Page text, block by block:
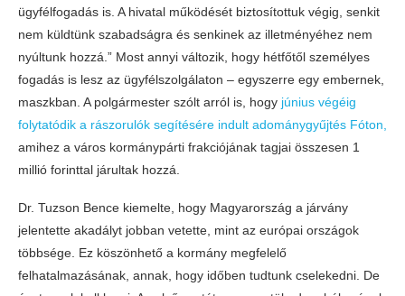
ügyfélfogadás is. A hivatal működését biztosítottuk végig, senkit
nem küldtünk szabadságra és senkinek az illetményéhez nem
nyúltunk hozzá.” Most annyi változik, hogy hétfőtől személyes
fogadás is lesz az ügyfélszolgálaton – egyszerre egy embernek,
maszkban. A polgármester szólt arról is, hogy június végéig
folytatódik a rászorulók segítésére indult adománygyűjtés Fóton,
amihez a város kormánypárti frakciójának tagjai összesen 1
millió forinttal járultak hozzá.
Dr. Tuzson Bence kiemelte, hogy Magyarország a járvány
jelentette akadályt jobban vetette, mint az európai országok
többsége. Ez köszönhető a kormány megfelelő
felhatalmazásának, annak, hogy időben tudtunk cselekedni. De